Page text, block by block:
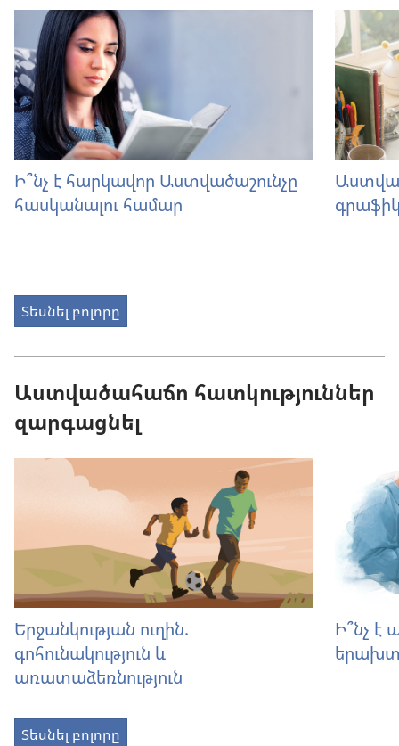
Ի՞նչ է հարկավոր Աստվածաշունչը
հասկանալու համար
Տեսնել բոլորը
Աստվածահաճո հատկություններ
զարգացնել
Երջանկության ուղին.
գոհունակություն և
առատաձեռնություն
Ի՞նչ է
Տեսնել բոլորը